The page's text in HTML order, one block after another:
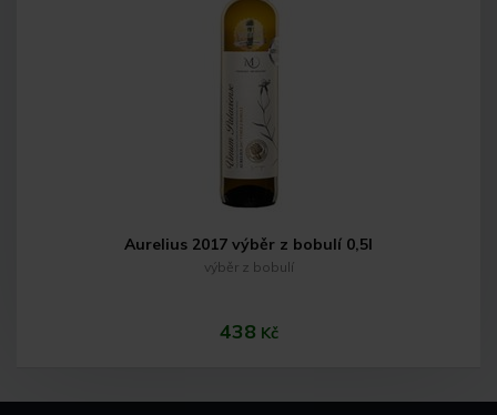
Do košíku
Aurelius 2017 výběr z bobulí 0,5l
výběr z bobulí
438 Kč